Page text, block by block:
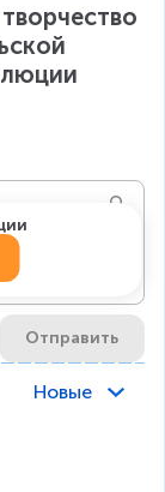
Отправить
Новые